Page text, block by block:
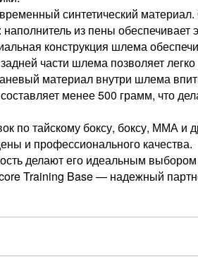
синтетический
из пены
конструкция шлема
части шлема позволяет
материал внутри шлема
менее 500 грамм, что
по тайскому боксу, боксу, ММА и
и профессионального качества.
делают его идеальным
Training Base — надежный